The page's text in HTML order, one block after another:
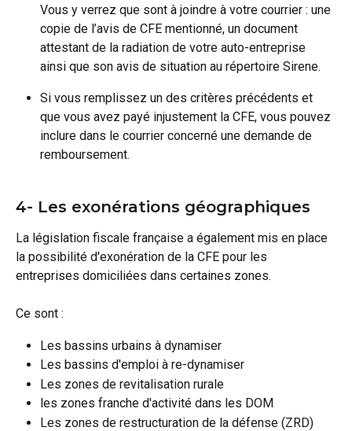
Vous y verrez que sont à joindre à votre courrier : une
copie de l’avis de CFE mentionné, un document
attestant de la radiation de votre auto-entreprise
ainsi que son avis de situation au répertoire Sirene.
Si vous remplissez un des critères précédents et
que vous avez payé injustement la CFE, vous pouvez
inclure dans le courrier concerné une demande de
remboursement.
4- Les exonérations géographiques
La législation fiscale française a également mis en place
la possibilité d'exonération de la CFE pour les
entreprises domiciliées dans certaines zones.
Ce sont :
Les bassins urbains à dynamiser
Les bassins d'emploi à re-dynamiser
Les zones de revitalisation rurale
les zones franche d'activité dans les DOM
Les zones de restructuration de la défense (ZRD)